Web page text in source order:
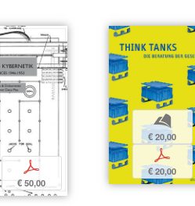
p
€ 50,00
b
€ 20,00
p
€ 20,00